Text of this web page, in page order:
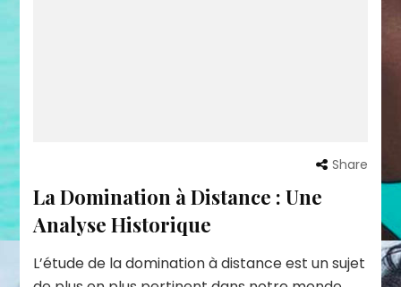
Share
La Domination à Distance : Une
Analyse Historique
L’étude de la domination à distance est un sujet